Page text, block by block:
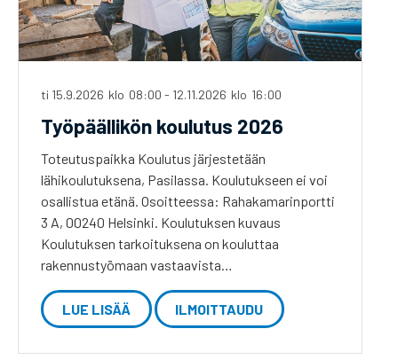
ti 15.9.2026 klo 08:00 - 12.11.2026 klo 16:00
Työpäällikön koulutus 2026
Toteutuspaikka Koulutus järjestetään
lähikoulutuksena, Pasilassa. Koulutukseen ei voi
osallistua etänä. Osoitteessa: Rahakamarinportti
3 A, 00240 Helsinki. Koulutuksen kuvaus
Koulutuksen tarkoituksena on kouluttaa
rakennustyömaan vastaavista…
LUE LISÄÄ ILMOITTAUDU